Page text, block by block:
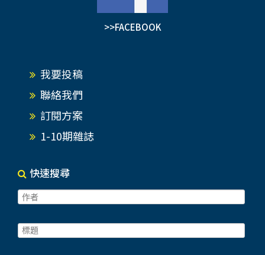
>>FACEBOOK
我要投稿
聯絡我們
訂閱方案
1-10期雜誌
快速搜尋